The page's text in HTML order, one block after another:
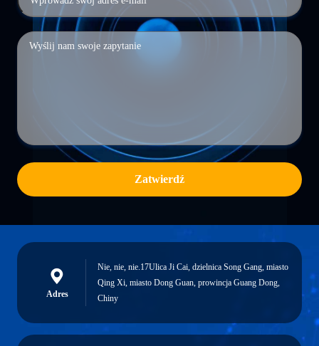
Zatwierdź
Adres
Nie, nie, nie.17Ulica Ji Cai, dzielnica Song Gang, miasto
Qing Xi, miasto Dong Guan, prowincja Guang Dong,
Chiny